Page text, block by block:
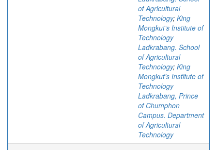
of Agricultural
Technology; King
Mongkut’s Institute of
Technology
Ladkrabang. School
of Agricultural
Technology; King
Mongkut’s Institute of
Technology
Ladkrabang, Prince
of Chumphon
Campus. Department
of Agricultural
Technology